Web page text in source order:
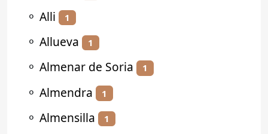
⚬ Alli 1
⚬ Allueva 1
⚬ Almenar de Soria 1
⚬ Almendra 1
⚬ Almensilla 1